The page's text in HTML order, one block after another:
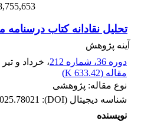
تحلیل نقادانه کتاب
آینه پژوهش
دوره 36، شماره 212
، خرداد و تیر 1404
مقاله (633.42 K
)
نوع مقاله: پژوهشی
شناسه دیجیتال (DOI):
نویسنده